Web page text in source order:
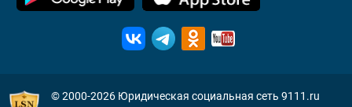
© 2000-2026 Юридическая социальная сеть 9111.ru